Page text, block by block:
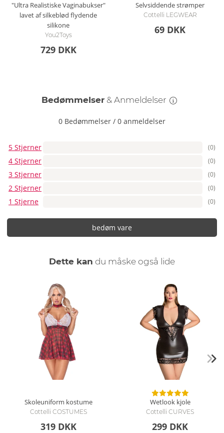
"Ultra Realistiske Vaginabukser"
lavet af silkeblød flydende
silikone
You2Toys
729 DKK
Selvsiddende strømper
Cottelli LEGWEAR
69 DKK
Bedømmelser & Anmeldelser
0 Bedømmelser / 0 anmeldelser
5 Stjerner (0)
4 Stjerner (0)
3 Stjerner (0)
2 Stjerner (0)
1 Stjerne (0)
bedøm vare
Dette kan du måske også lide
Skoleuniform kostume
Cottelli COSTUMES
319 DKK
Wetlook kjole
Cottelli CURVES
299 DKK